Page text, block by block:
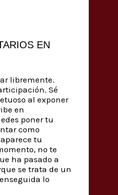
EN
libremente.
Sé
al exponer
en
poner tu
como
tu
no te
ha pasado a
se trata de un
lo